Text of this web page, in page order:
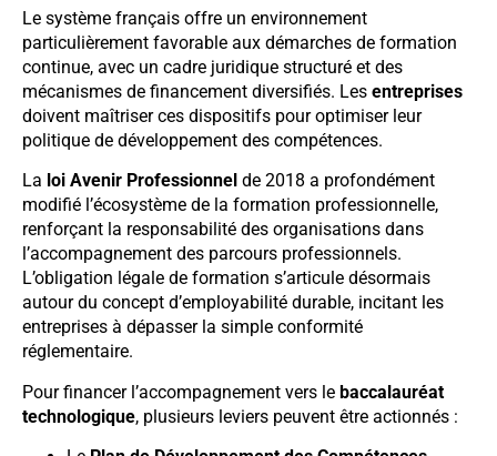
Le système français offre un environnement
particulièrement favorable aux démarches de formation
continue, avec un cadre juridique structuré et des
mécanismes de financement diversifiés. Les entreprises
doivent maîtriser ces dispositifs pour optimiser leur
politique de développement des compétences.
La loi Avenir Professionnel de 2018 a profondément
modifié l’écosystème de la formation professionnelle,
renforçant la responsabilité des organisations dans
l’accompagnement des parcours professionnels.
L’obligation légale de formation s’articule désormais
autour du concept d’employabilité durable, incitant les
entreprises à dépasser la simple conformité
réglementaire.
Pour financer l’accompagnement vers le baccalauréat
technologique, plusieurs leviers peuvent être actionnés :